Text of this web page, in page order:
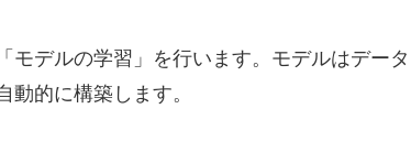
モデルの学習」を行います。モデルはデータ
動的に構築します。